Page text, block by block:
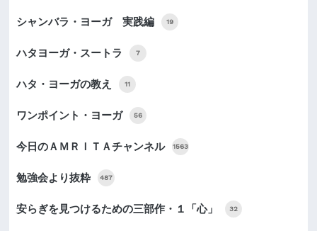
シャンバラ・ヨーガ 実践編 19
ハタヨーガ・スートラ 7
ハタ・ヨーガの教え 11
ワンポイント・ヨーガ 56
今日のＡＭＲＩＴＡチャンネル 1563
勉強会より抜粋 487
安らぎを見つけるための三部作・１「心」 32